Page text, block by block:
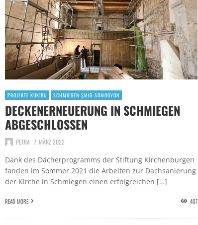
PROJEKTE KUKIBU SCHMIEGEN-ŞMIG-SOMOGYON
DECKENERNEUERUNG IN SCHMIEGEN
ABGESCHLOSSEN
PETRA 7. MÄRZ 2022
Dank des Dächerprogramms der Stiftung Kirchenburgen
fanden im Sommer 2021 die Arbeiten zur Dachsanierung
der Kirche in Schmiegen einen erfolgreichen […]
READ MORE 407